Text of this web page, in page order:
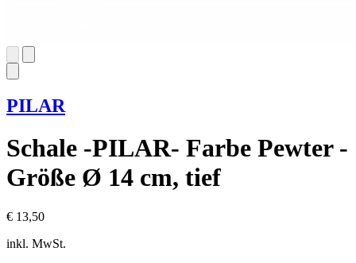
PILAR
Schale -PILAR- Farbe Pewter -
Größe Ø 14 cm, tief
€ 13,50
inkl. MwSt.